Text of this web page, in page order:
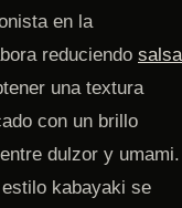
en la
reduciendo salsa
una textura
con un brillo
dulzor y umami.
kabayaki se